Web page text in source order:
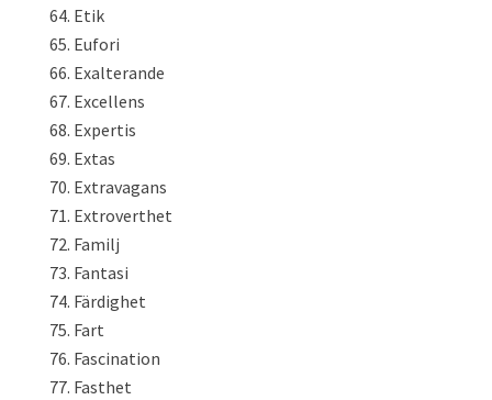
Etik
Eufori
Exalterande
Excellens
Expertis
Extas
Extravagans
Extroverthet
Familj
Fantasi
Färdighet
Fart
Fascination
Fasthet